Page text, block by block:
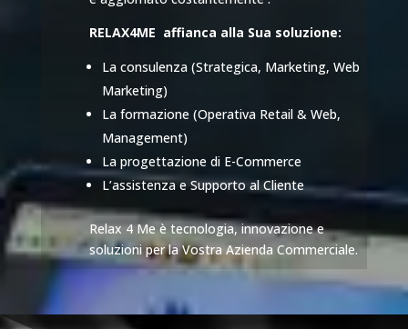
RELAX4ME affianca alla Sua soluzione:
La consulenza (Strategica, Marketing, Web
Marketing)
La formazione (Operativa Retail & Web,
Management)
La progettazione di E-Commerce
L’assistenza e Supporto al Cliente
Relax 4 Me è tecnologia, innovazione e
soluzioni per la Vostra Azienda Commerciale.